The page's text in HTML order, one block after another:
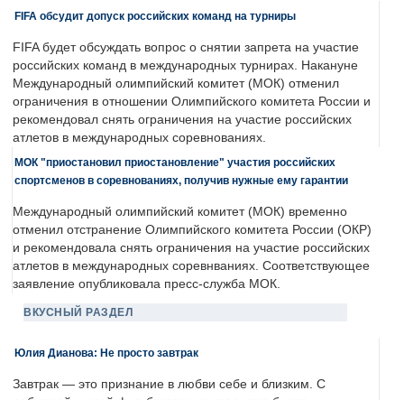
FIFA обсудит допуск российских команд на турниры
FIFA будет обсуждать вопрос о снятии запрета на участие
российских команд в международных турнирах. Накануне
Международный олимпийский комитет (МОК) отменил
ограничения в отношении Олимпийского комитета России и
рекомендовал снять ограничения на участие российских
атлетов в международных соревнованиях.
МОК "приостановил приостановление" участия российских
спортсменов в соревнованиях, получив нужные ему гарантии
Международный олимпийский комитет (МОК) временно
отменил отстранение Олимпийского комитета России (ОКР)
и рекомендовала снять ограничения на участие российских
атлетов в международных соревнваниях. Соответствующее
заявление опубликовала пресс-служба МОК.
ВКУСНЫЙ РАЗДЕЛ
Юлия Дианова: Не просто завтрак
Завтрак — это признание в любви себе и близким. С